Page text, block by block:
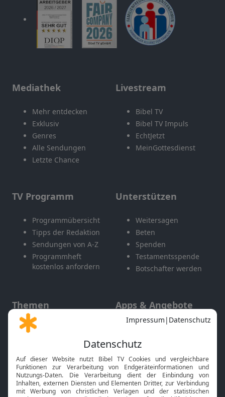
Mediathek
Mehr entdecken
Exklusiv
Genres
Alle Sendungen
Letzte Chance
Livestream
Bibel TV
Bibel TV Impuls
EchtJetzt
MeinGottesdienst
TV Programm
Programmübersicht
Tipps der Redaktion
Sendungen von A-Z
Programmheft
kostenlos anfordern
Unterstützen
Weitersagen
Beten
Spenden
Testamentsspende
Botschafter werden
Themen
Gott und Bibel erklärt
Neuigkeiten
Apps & Angebote
Mobile App
Smart TV
HbbTV
Bibelthek Online-Bibel